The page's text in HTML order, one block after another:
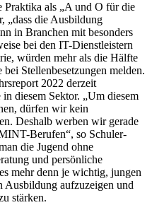
Praktika als „A und O für die
„dass die Ausbildung
in Branchen mit besonders
bei den IT-Dienstleistern
würden mehr als die Hälfte
Stellenbesetzungen melden.
2022 derzeit
diesem Sektor. „Um diesem
dürfen wir kein
Deshalb werben wir gerade
Berufen“, so Schuler-
die Jugend ohne
und persönliche
mehr denn je wichtig, jungen
Ausbildung aufzuzeigen und
stärken.